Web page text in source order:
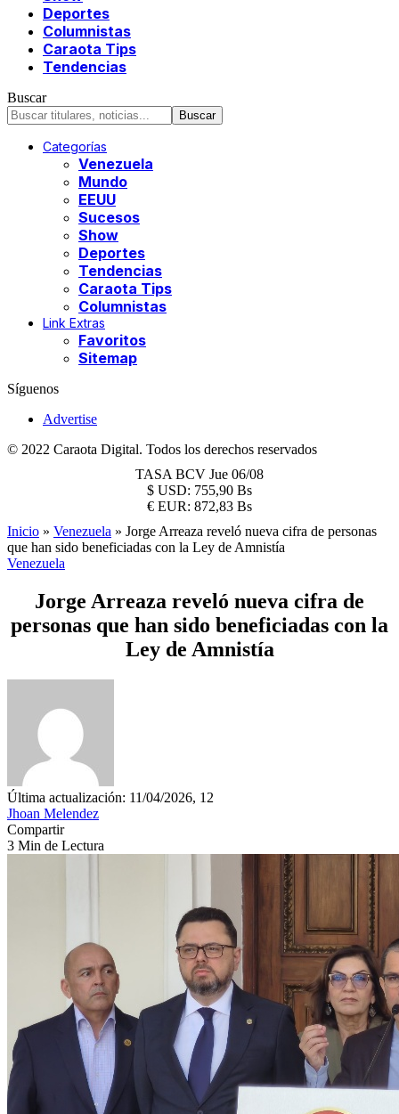
Deportes
Columnistas
Caraota Tips
Tendencias
Buscar
Categorías
Venezuela
Mundo
EEUU
Sucesos
Show
Deportes
Tendencias
Caraota Tips
Columnistas
Link Extras
Favoritos
Sitemap
Síguenos
Advertise
© 2022 Caraota Digital. Todos los derechos reservados
TASA BCV Jue 06/08
$ USD: 755,90 Bs
€ EUR: 872,83 Bs
Inicio » Venezuela » Jorge Arreaza reveló nueva cifra de personas
que han sido beneficiadas con la Ley de Amnistía
Venezuela
Jorge Arreaza reveló nueva cifra de
personas que han sido beneficiadas con la
Ley de Amnistía
Última actualización: 11/04/2026, 12
Jhoan Melendez
Compartir
3 Min de Lectura